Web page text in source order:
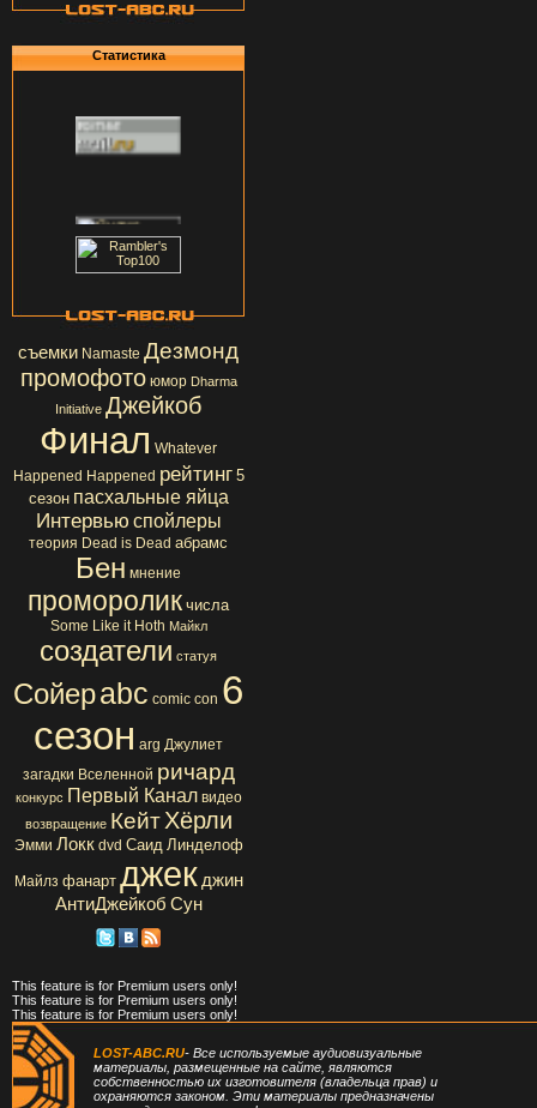
Статистика
съемки Namaste Дезмонд
промофото юмор Dharma
Initiative Джейкоб
Финал Whatever
Happened Happened рейтинг 5
сезон пасхальные яйца
Интервью спойлеры
теория Dead is Dead абрамс
Бен мнение
проморолик числа
Some Like it Hoth Майкл
создатели статуя
Сойерabc comic con 6
сезон arg Джулиет
загадки Вселенной ричард
конкурс Первый Канал видео
возвращение Кейт Хёрли
Эмми Локк dvd Саид Линделоф
Майлз фанарт джек джин
АнтиДжейкоб Сун
This feature is for Premium users only!
This feature is for Premium users only!
This feature is for Premium users only!
LOST-ABC.RU- Все используемые аудиовизуальные
материалы, размещенные на сайте, являются
собственностью их изготовителя (владельца прав) и
охраняются законом. Эти материалы предназначены